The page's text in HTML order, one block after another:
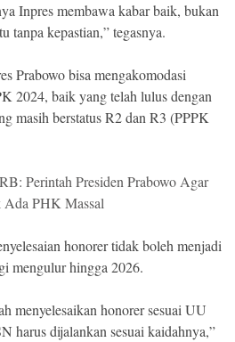
Inpres membawa kabar baik, bukan
tanpa kepastian,” tegasnya.
Prabowo bisa mengakomodasi
2024, baik yang telah lulus dengan
masih berstatus R2 dan R3 (PPPK
Perintah Presiden Prabowo Agar
Ada PHK Massal
honorer tidak boleh menjadi
mengulur hingga 2026.
menyelesaikan honorer sesuai UU
harus dijalankan sesuai kaidahnya,”